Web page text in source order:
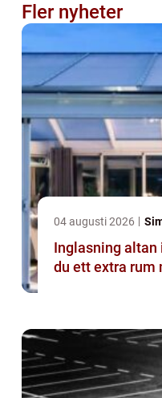
Fler nyheter
04 augusti 2026
Inglasning altan i
du ett extra rum